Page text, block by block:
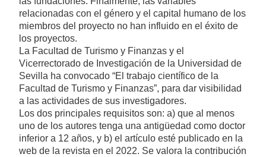
relacionadas con el género y el capital humano de los
miembros del proyecto no han influido en el éxito de
los proyectos.
La Facultad de Turismo y Finanzas y el
Vicerrectorado de Investigación de la Universidad de
Sevilla ha convocado “El trabajo científico de la
Facultad de Turismo y Finanzas”, para dar visibilidad
a las actividades de sus investigadores.
Los dos principales requisitos son: a) que al menos
uno de los autores tenga una antigüedad como doctor
inferior a 12 años, y b) el artículo esté publicado en la
web de la revista en el 2022. Se valora la contribución